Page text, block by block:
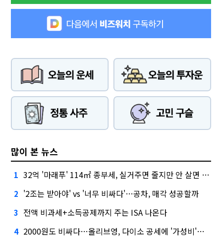
많이 본 뉴스
1 32억 '마래푸' 114㎡ 종부세, 실거주면 줄지만 안 살면 2.5배
2 '2조는 받아야' vs '너무 비싸다'…공차, 매각 성공할까
3 전액 비과세+소득공제까지 주는 ISA 나온다
4 2000원도 비싸다…올리브영, 다이소 공세에 '가성비'로 맞불